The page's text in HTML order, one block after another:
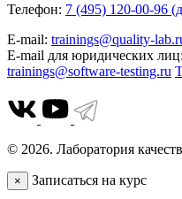
Телефон: 7 (495) 120-00-96
E-mail: trainings@quality-
E-mail для юридических лиц:
trainings@software-testing.ru
© 2026. Лаборатория
× Записаться на курс